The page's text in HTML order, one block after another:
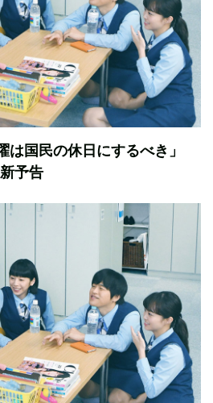
は国民の休日にするべき」
予告